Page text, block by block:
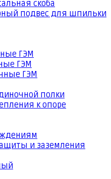
скоба
подвес для шпильки
ГЭМ
ГЭМ
ГЭМ
полки
к опоре
и заземления